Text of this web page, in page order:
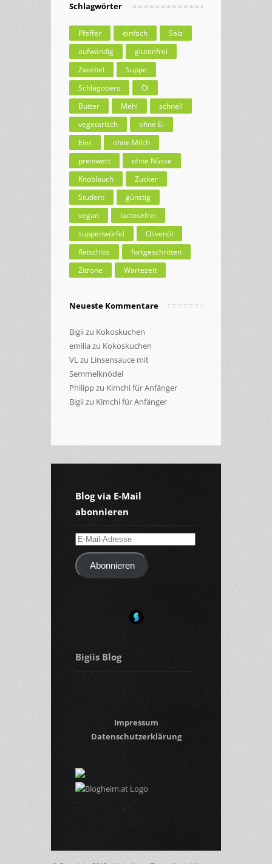
Schlagwörter
Pfeffer einfach
Salz
aufwändig
glutenfrei
Zwiebel
Suppe
Schlagobers
Öl
Butter
Mehl
schnell
vegetarisch
ohne Ei
Eier
ohne Milch
preiswert
ohne Nüsse
Knoblauch
Zucker
Student
günstig
vegan
lactosefrei
suppenwürfel
Olivenöl
fleischlos
fortgeschritten
Zitrone
Wartezeit
Neueste Kommentare
Bigiizu Kokoskuchen
emilia zu Kokoskuchen
VLzu Linsensauce mit
Semmelknödel
Philippzu Kimchi für Anfänger
Bigiizu Kimchi für Anfänger
Blog via E-Mail
abonnieren
E-
Mail-
AdresseAbonnieren
Bigiis Blog
Impressum
Datenschutzerklärung